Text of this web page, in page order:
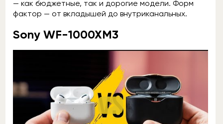
— как бюджетные, так и дорогие модели. Форм
фактор — от вкладышей до внутриканальных.
Sony WF-1000XM3